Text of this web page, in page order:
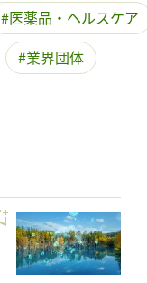
医薬品・ヘルスケア
業界団体